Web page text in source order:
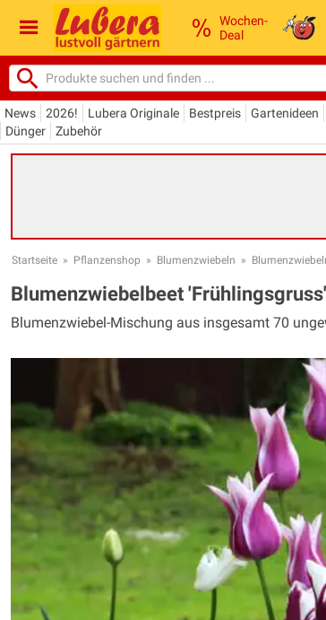
Wochen-
Deal
News 2026! Lubera Originale Bestpreis Gartenideen
Dünger
Zubehör
Startseite » Pflanzenshop » Blumenzwiebeln »
Blumenzwiebelbeet 'Frühlingsgruss'
Blumenzwiebel-Mischung aus insgesamt 70